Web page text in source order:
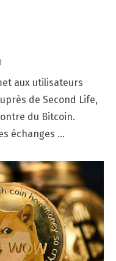
aux utilisateurs
de Second Life,
du Bitcoin.
échanges …